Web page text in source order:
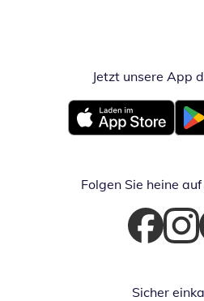
Jetzt unsere App
Öffnet in neuem
Folgen Sie heine
Öffnet inÖffnet
Sicher